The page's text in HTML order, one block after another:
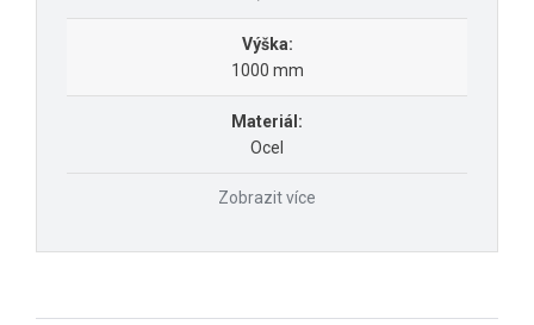
Výška:
1000 mm
Materiál:
Ocel
Zobrazit více